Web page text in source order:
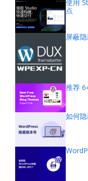
使用
点
屏蔽
推荐
如何